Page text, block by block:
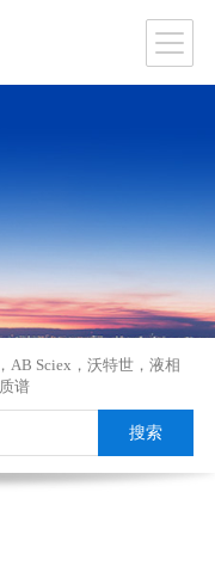
， AB Sciex ， 沃特世， 液相
质谱